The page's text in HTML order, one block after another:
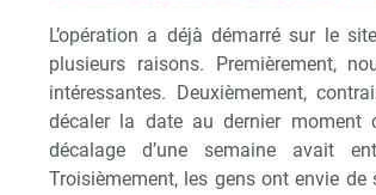
L’opération a déjà démarré sur le
plusieurs raisons. Premièrement,
intéressantes. Deuxièmement,
décaler la date au dernier moment
décalage d’une semaine avait
Troisièmement, les gens ont envie